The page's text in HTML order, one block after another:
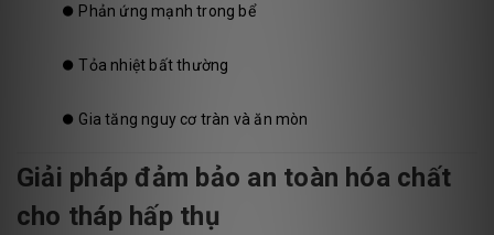
⏺️ Phản ứng mạnh trong bể
⏺️Tỏa nhiệt bất thường
⏺️ Gia tăng nguy cơ tràn và ăn mòn
Giải pháp đảm bảo an toàn hóa chất
cho tháp hấp thụ